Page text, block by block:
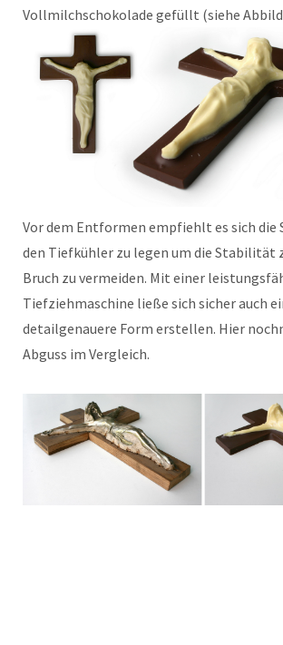
Vollmilchschokolade gefüllt (siehe
Vor dem Entformen empfiehlt es sich die
den Tiefkühler zu legen um die Stabilität
Bruch zu vermeiden. Mit einer
Tiefziehmaschine ließe sich sicher auch
detailgenauere Form erstellen. Hier
Abguss im Vergleich.